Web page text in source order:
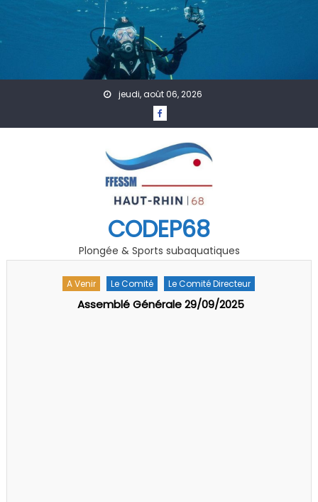
jeudi, août 06, 2026
CODEP68
Plongée & Sports subaquatiques
A Venir Le Comité Le Comité Directeur
Assemblé Générale 29/09/2025